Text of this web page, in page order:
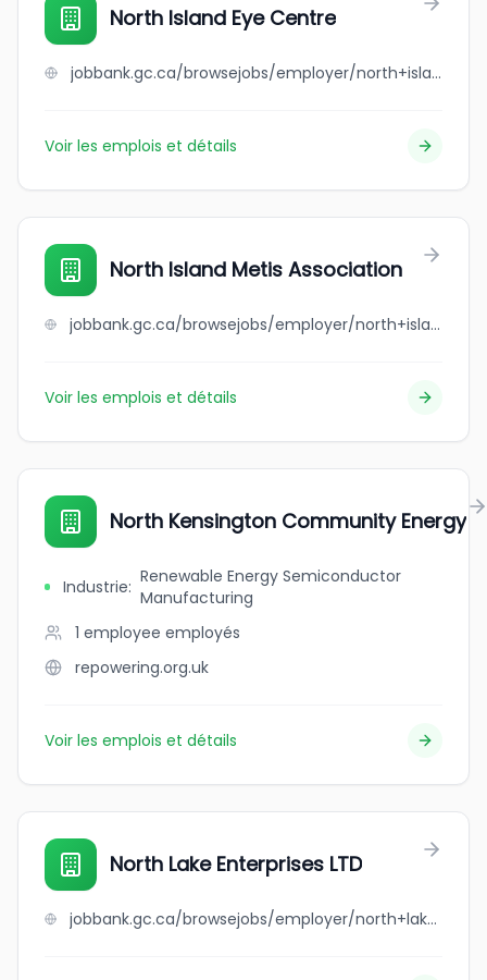
North Island Eye Centre
jobbank.gc.ca/browsejobs/employer/north+island+eye+centre/ca
Voir les emplois et détails
North Island Metis Association
jobbank.gc.ca/browsejobs/employer/north+island+metis+association/ca
Voir les emplois et détails
North Kensington Community Energy
Industrie: Renewable Energy Semiconductor
Manufacturing
1 employee employés
repowering.org.uk
Voir les emplois et détails
North Lake Enterprises LTD
jobbank.gc.ca/browsejobs/employer/north+lake+enterprises+ltd/ca